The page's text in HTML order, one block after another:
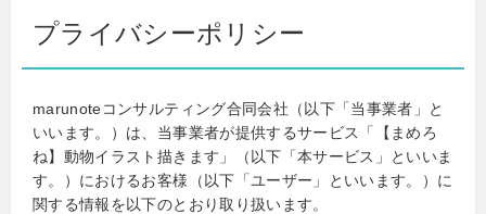
プライバシーポリシー
marunoteコンサルティング合同会社（以下「当事業者」と
いいます。）は、当事業者が提供するサービス「【まめろ
ね】動物イラスト描きます」（以下「本サービス」といいま
す。）におけるお客様（以下「ユーザー」といいます。）に
関する情報を以下のとおり取り扱います。